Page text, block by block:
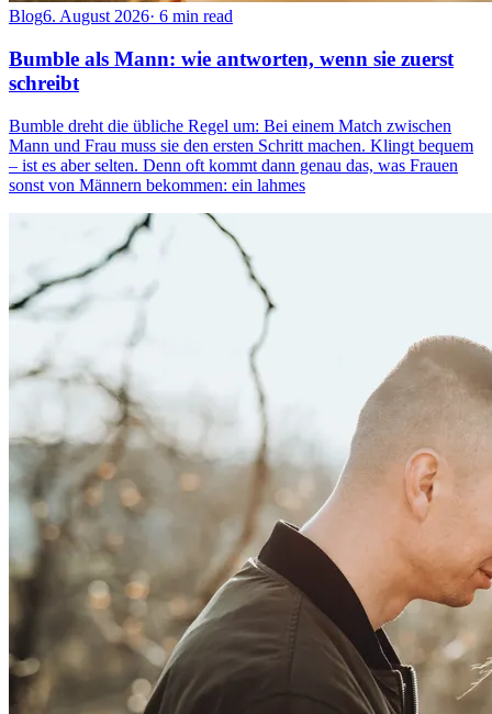
Blog6. August 2026· 6 min read
Bumble als Mann: wie antworten, wenn sie zuerst
schreibt
Bumble dreht die übliche Regel um: Bei einem Match zwischen
Mann und Frau muss sie den ersten Schritt machen. Klingt bequem
– ist es aber selten. Denn oft kommt dann genau das, was Frauen
sonst von Männern bekommen: ein lahmes